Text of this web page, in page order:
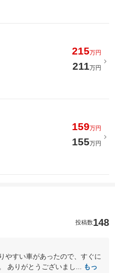
215万円
211万円
159万円
155万円
投稿数148
やすい車があったので、すぐに
ありがとうございまし...
もっ